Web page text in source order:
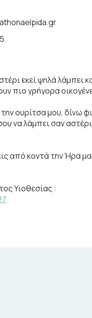
εκεί ψηλά λάμπει
πιο γρήγορα
ουρίτσα μου, δίνω
να λάμπει σαν
από κοντά την Ήρα
Υιοθεσίας :